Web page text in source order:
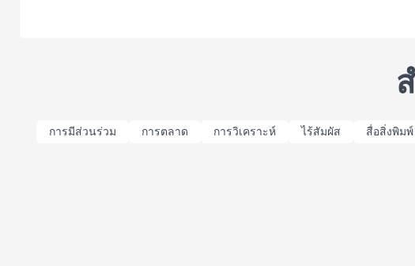
การมีส่วนร่วม การตลาด การวิเคราะห์ ไร้สัมผัส สื่อสิ่งพิมพ์